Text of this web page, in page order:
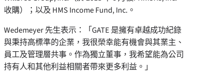
收購）；以及 HMS Income Fund, Inc.。
Wedemeyer 先生表示：「GATE 是擁有卓越成功紀錄
與秉持高標準的企業，我很榮幸能有機會與其業主、
員工及管理層共事。作為獨立董事，我希望能為公司
持有人和其他利益相關者帶來更多利益。」